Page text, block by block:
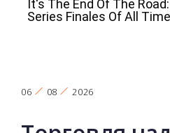
06 08 2026